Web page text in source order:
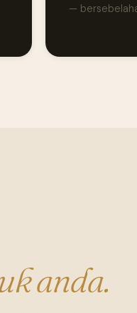
—
anda.